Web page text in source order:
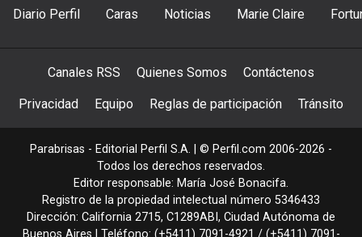
Diario Perfil Caras Noticias Marie Claire
Canales RSS Quienes Somos Contáctenos
Privacidad Equipo Reglas de participación Tránsito
Parabrisas - Editorial Perfil S.A. | © Perfil.com 2006-2026 -
Todos los derechos reservados.
Editor responsable: María José Bonacifa.
Registro de la propiedad intelectual número 5346433
Dirección: California 2715, C1289ABI , Ciudad Autónoma de
Buenos Aires | Teléfono: (+5411) 7091-4921 / (+5411) 7091-